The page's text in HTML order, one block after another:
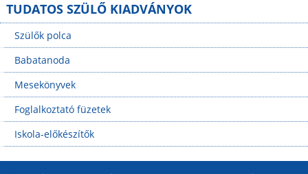
TUDATOS SZÜLŐ KIADVÁNYOK
Szülők polca
Babatanoda
Mesekönyvek
Foglalkoztató füzetek
Iskola-előkészítők